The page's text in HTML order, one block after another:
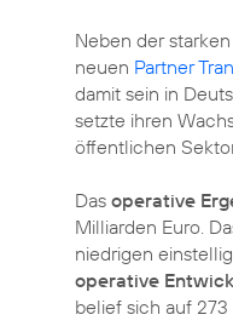
Neben der
neuen Partner
damit sein in
setzte ihren
öffentlichen
Das operative
Milliarden Euro.
niedrigen
operative
belief sich auf